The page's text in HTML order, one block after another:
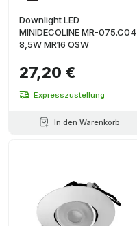
Downlight LED
MINIDECOLINE MR-075.C04
8,5W MR16 OSW
27,20 €
Expresszustellung
In den Warenkorb